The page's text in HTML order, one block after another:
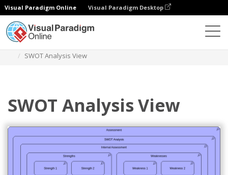
Visual Paradigm Online Visual Paradigm Desktop
SWOT Analysis View
SWOT Analysis View